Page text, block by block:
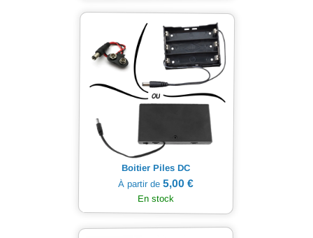
Boitier Piles DC
À partir de5,00 €
En stock